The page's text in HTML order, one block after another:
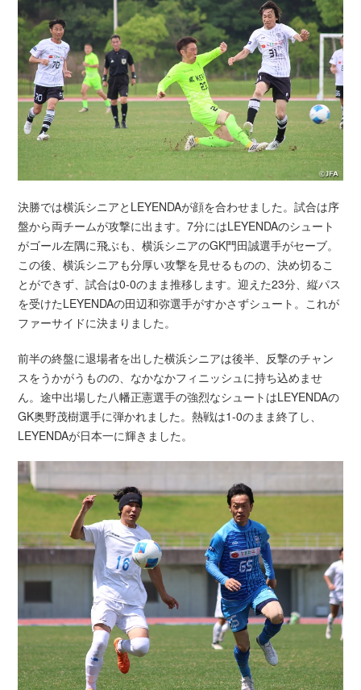
決勝では横浜シニアとLEYENDAが顔を合わせました。試合は序
盤から両チームが攻撃に出ます。7分にはLEYENDAのシュート
がゴール左隅に飛ぶも、横浜シニアのGK門田誠選手がセーブ。
この後、横浜シニアも分厚い攻撃を見せるものの、決め切るこ
とができず、試合は0-0のまま推移します。迎えた23分、縦パス
を受けたLEYENDAの田辺和弥選手がすかさずシュート。これが
ファーサイドに決まりました。
前半の終盤に退場者を出した横浜シニアは後半、反撃のチャン
スをうかがうものの、なかなかフィニッシュに持ち込めませ
ん。途中出場した八幡正憲選手の強烈なシュートはLEYENDAの
GK奥野茂樹選手に弾かれました。熱戦は1-0のまま終了し、
LEYENDAが日本一に輝きました。